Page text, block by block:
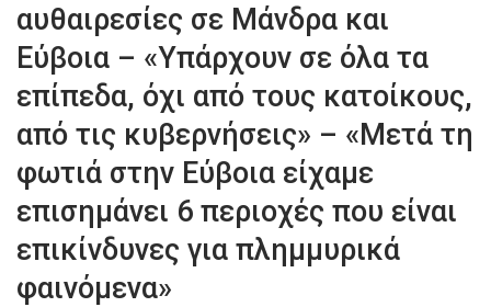
αυθαιρεσίες σε Μάνδρα και
Εύβοια – «Υπάρχουν σε όλα τα
επίπεδα, όχι από τους κατοίκους,
από τις κυβερνήσεις» – «Μετά τη
φωτιά στην Εύβοια είχαμε
επισημάνει 6 περιοχές που είναι
επικίνδυνες για πλημμυρικά
φαινόμενα»